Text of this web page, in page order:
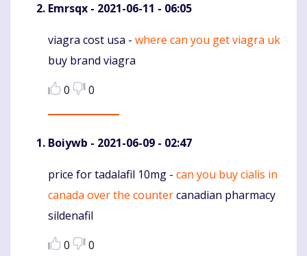
Emrsqx - 2021-06-11 - 06:05
Komentaras
viagra cost usa - where can you get viagra uk
buy brand viagra
0
0
Boiywb - 2021-06-09 - 02:47
Komentaras
price for tadalafil 10mg - can you buy cialis in
canada over the countercanadian pharmacy
sildenafil
0
0